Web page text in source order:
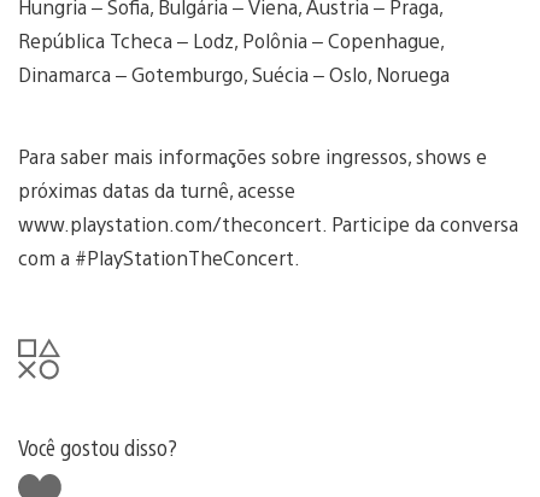
Hungria – Sofia, Bulgária – Viena, Áustria – Praga,
República Tcheca – Lodz, Polônia – Copenhague,
Dinamarca – Gotemburgo, Suécia – Oslo, Noruega
Para saber mais informações sobre ingressos, shows e
próximas datas da turnê, acesse
www.playstation.com/theconcert. Participe da conversa
com a #PlayStationTheConcert.
Você gostou disso?
Curtir